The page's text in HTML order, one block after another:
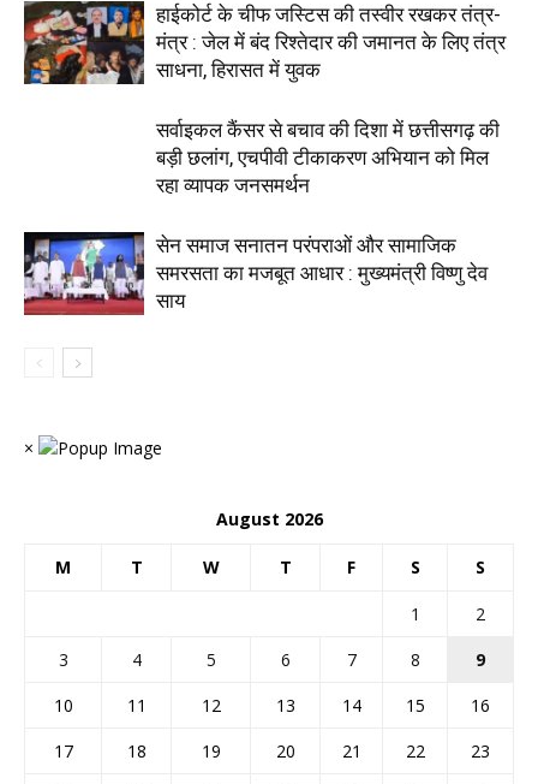
हाईकोर्ट के चीफ जस्टिस की तस्वीर रखकर तंत्र-
मंत्र : जेल में बंद रिश्तेदार की जमानत के लिए तंत्र
साधना, हिरासत में युवक
सर्वाइकल कैंसर से बचाव की दिशा में छत्तीसगढ़ की
बड़ी छलांग, एचपीवी टीकाकरण अभियान को मिल
रहा व्यापक जनसमर्थन
सेन समाज सनातन परंपराओं और सामाजिक
समरसता का मजबूत आधार : मुख्यमंत्री विष्णु देव
साय
×
August 2026
M T W T F S S
1
2
3
4 5 6 7 8
9
10
11 12 13 14 15
16
17
18 19 20 21 22
23